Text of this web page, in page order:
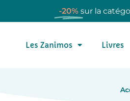
-20% sur la
Les Zanimos Livres